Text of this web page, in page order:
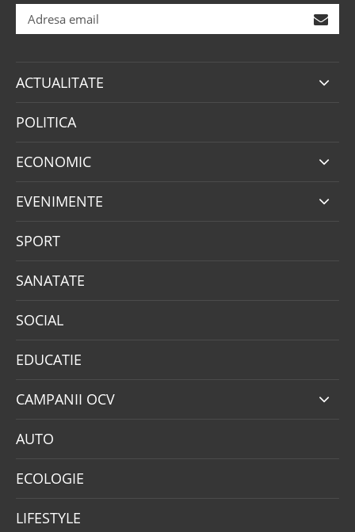
ACTUALITATE
POLITICA
ECONOMIC
EVENIMENTE
SPORT
SANATATE
SOCIAL
EDUCATIE
CAMPANII OCV
AUTO
ECOLOGIE
LIFESTYLE